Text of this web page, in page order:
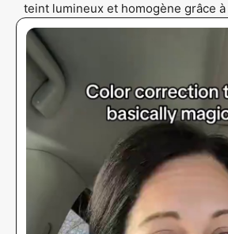
teint lumineux et homogène grâce
temps réel du produit, idéale pour
fort taux de clic. La
satisfaisante pour les audiences